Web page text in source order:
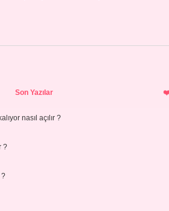
Son Yazılar
nasıl açılır ?
?
?